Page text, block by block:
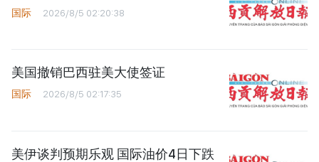
国际 2026/8/5 02:20:38
美国撤销巴西驻美大使签证
国际 2026/8/5 02:17:35
美伊谈判预期乐观 国际油价4日下跌